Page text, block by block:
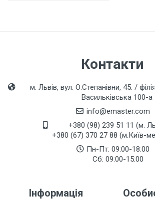
Контакти
м. Львів, вул. О.Степанівни, 45. /
Васильківська 100-а
info@emaster.com
+380 (98) 239 51 11 (м.
+380 (67) 370 27 88 (м.Київ-
Пн-Пт: 09:00-18:00
Сб: 09:00-15:00
Інформація